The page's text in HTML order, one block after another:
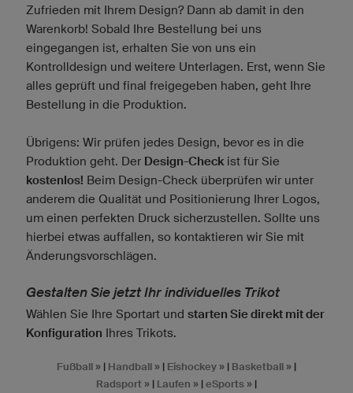
Zufrieden mit Ihrem Design? Dann ab damit in den
Warenkorb! Sobald Ihre Bestellung bei uns
eingegangen ist, erhalten Sie von uns ein
Kontrolldesign und weitere Unterlagen. Erst, wenn Sie
alles geprüft und final freigegeben haben, geht Ihre
Bestellung in die Produktion.
Übrigens: Wir prüfen jedes Design, bevor es in die
Produktion geht. Der Design-Check ist für Sie
kostenlos! Beim Design-Check überprüfen wir unter
anderem die Qualität und Positionierung Ihrer Logos,
um einen perfekten Druck sicherzustellen. Sollte uns
hierbei etwas auffallen, so kontaktieren wir Sie mit
Änderungsvorschlägen.
Gestalten Sie jetzt Ihr individuelles Trikot
Wählen Sie Ihre Sportart und starten Sie direkt mit der
Konfiguration Ihres Trikots.
Fußball » | Handball » | Eishockey » | Basketball » |
Radsport » | Laufen » | eSports » |